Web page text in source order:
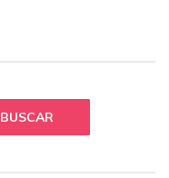
BUSCAR